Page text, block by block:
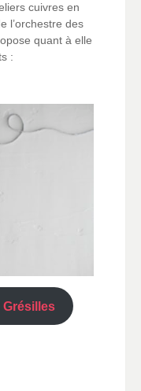
cuivres en
l’orchestre des
quant à elle
:
Grésilles